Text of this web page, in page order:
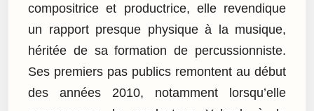
compositrice et productrice, elle revendique
un rapport presque physique à la musique,
héritée de sa formation de percussionniste.
Ses premiers pas publics remontent au début
des années 2010, notamment lorsqu’elle